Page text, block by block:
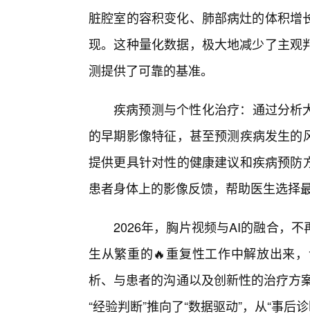
脏腔室的容积变化、肺部病灶的体积
现。这种量化数据，极大地减少了主
测提供了可靠的基准。
疾病预测与个性化治疗：通过分
的早期影像特征，甚至预测疾病发生
提供更具针对性的健康建议和疾病预
患者身体上的影像反馈，帮助医生选择
2026年，胸片视频与AI的融合，
生从繁重的🔥重复性工作中解放出来
析、与患者的沟通以及创新性的治疗方
“经验判断”推向了“数据驱动”，从“事后